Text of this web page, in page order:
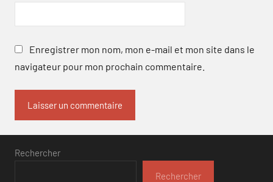
Enregistrer mon nom, mon e-mail et mon site dans le
navigateur pour mon prochain commentaire.
Rechercher
Rechercher